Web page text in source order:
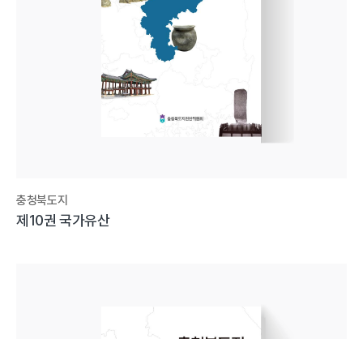
충청북도지
제10권 국가유산